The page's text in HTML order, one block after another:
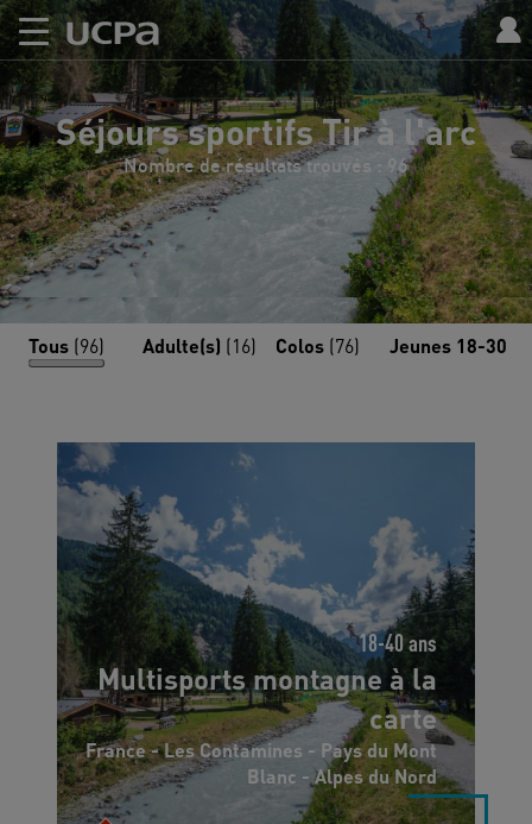
Séjours sportifs Tir à l'arc
Nombre de résultats trouvés : 96
Tous (96) Adulte(s) (16) Colos (76) Jeunes 18-30
18-40 ans
Multisports montagne à la
carte
France - Les Contamines - Pays du Mont
Blanc - Alpes du Nord